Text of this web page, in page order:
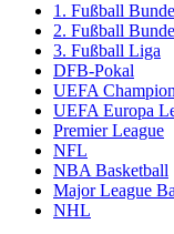
1. Fußball
2. Fußball
3. Fußball Liga
DFB-Pokal
UEFA
UEFA Europa
Premier League
NFL
NBA Basketball
Major League
NHL